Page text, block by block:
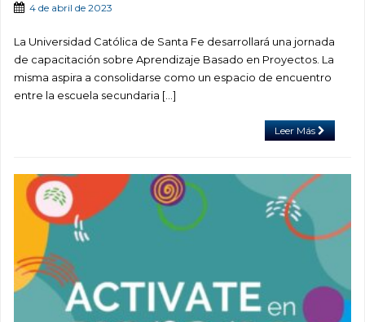
4 de abril de 2023
La Universidad Católica de Santa Fe desarrollará una jornada
de capacitación sobre Aprendizaje Basado en Proyectos. La
misma aspira a consolidarse como un espacio de encuentro
entre la escuela secundaria […]
Leer Más